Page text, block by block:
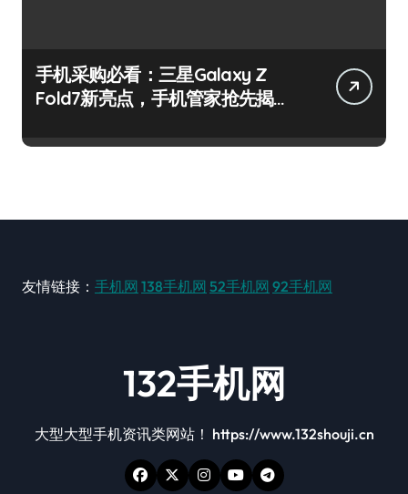
手机采购必看：三星Galaxy Z
Fold7新亮点，手机管家抢先揭
友情链接： 手机网 138手机网 52手机网 92手机网
132手机网
大型大型手机资讯类网站！ https://www.132shouji.cn